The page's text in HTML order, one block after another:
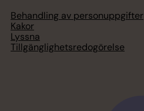
Behandling av personuppgifter
Kakor
Lyssna
Tillgänglighetsredogörelse